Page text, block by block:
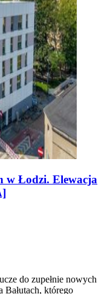
w Łodzi. Elewacja
do zupełnie nowych
Bałutach, którego